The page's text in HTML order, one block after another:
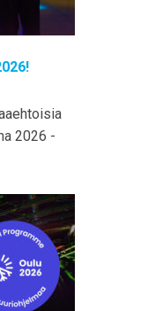
2026 -